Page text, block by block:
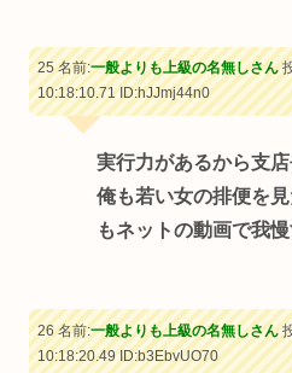
25 名前:一般よりも上級の名無しさん
10:18:10.71ID:hJJmj44n0
実行力があるから支店
俺も若い女の排便を
もネットの動画で我慢
26 名前:一般よりも上級の名無しさん
10:18:20.49ID:b3EbvUO70